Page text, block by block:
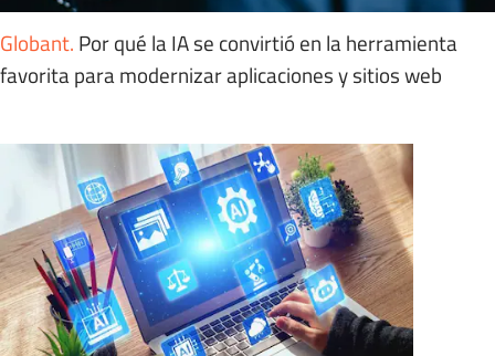
Globant. Por qué la IA se convirtió en la herramienta
favorita para modernizar aplicaciones y sitios web